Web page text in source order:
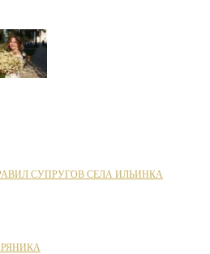
СУПРУГОВ СЕЛА ИЛЬИНКА